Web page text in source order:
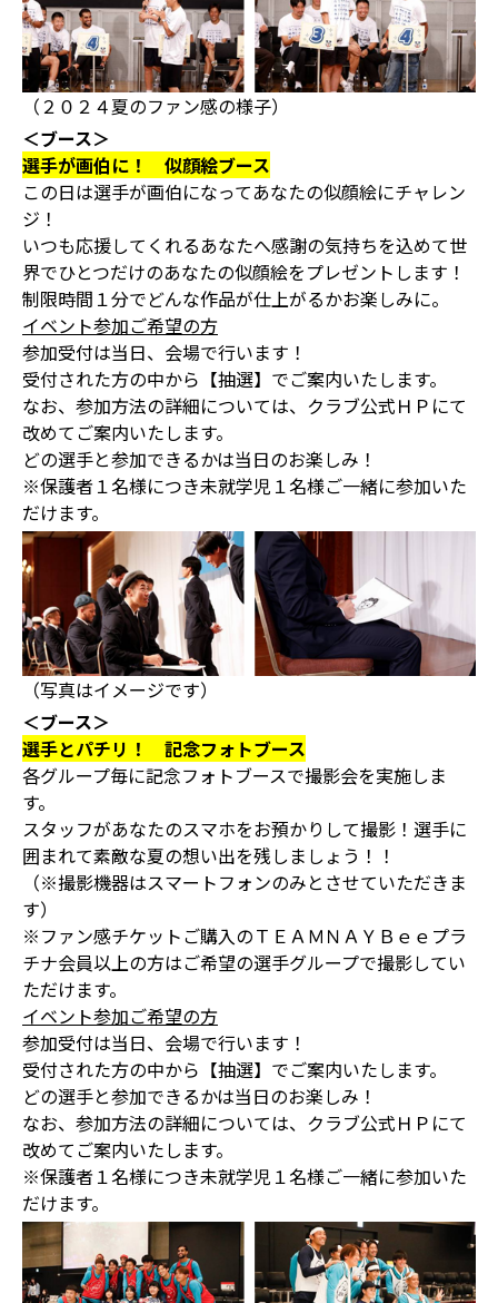
（２０２４夏のファン感の様子）
＜ブース＞
選手が画伯に！ 似顔絵ブース
この日は選手が画伯になってあなたの似顔絵にチャレン
ジ！
いつも応援してくれるあなたへ感謝の気持ちを込めて世
界でひとつだけのあなたの似顔絵をプレゼントします！
制限時間１分でどんな作品が仕上がるかお楽しみに。
イベント参加ご希望の方
参加受付は当日、会場で行います！
受付された方の中から【抽選】でご案内いたします。
なお、参加方法の詳細については、クラブ公式ＨＰにて
改めてご案内いたします。
どの選手と参加できるかは当日のお楽しみ！
※保護者１名様につき未就学児１名様ご一緒に参加いた
だけます。
（写真はイメージです）
＜ブース＞
選手とパチリ！ 記念フォトブース
各グループ毎に記念フォトブースで撮影会を実施しま
す。
スタッフがあなたのスマホをお預かりして撮影！選手に
囲まれて素敵な夏の想い出を残しましょう！！
（※撮影機器はスマートフォンのみとさせていただきま
す）
※ファン感チケットご購入のＴＥＡＭＮＡＹＢｅｅプラ
チナ会員以上の方はご希望の選手グループで撮影してい
ただけます。
イベント参加ご希望の方
参加受付は当日、会場で行います！
受付された方の中から【抽選】でご案内いたします。
どの選手と参加できるかは当日のお楽しみ！
なお、参加方法の詳細については、クラブ公式ＨＰにて
改めてご案内いたします。
※保護者１名様につき未就学児１名様ご一緒に参加いた
だけます。